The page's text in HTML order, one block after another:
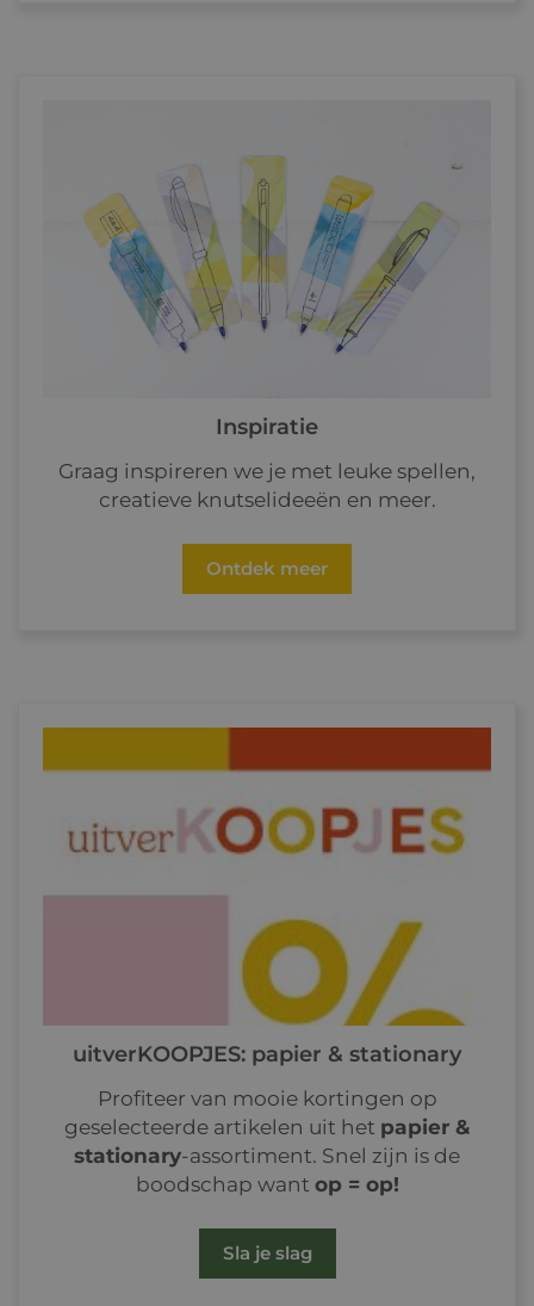
Inspiratie
Graag inspireren we je met leuke spellen,
creatieve knutselideeën en meer.
Ontdek meer
uitverKOOPJES: papier & stationary
Profiteer van mooie kortingen op
geselecteerde artikelen uit het papier &
stationary-assortiment. Snel zijn is de
boodschap want op = op!
Sla je slag